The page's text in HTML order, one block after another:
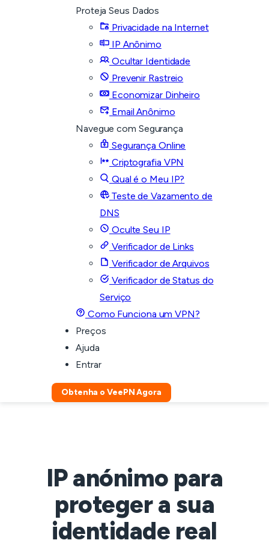
Proteja Seus Dados
Privacidade na Internet
IP Anônimo
Ocultar Identidade
Prevenir Rastreio
Economizar Dinheiro
Email Anônimo
Navegue com Segurança
Segurança Online
Criptografia VPN
Qual é o Meu IP?
Teste de Vazamento de
DNS
Oculte Seu IP
Verificador de Links
Verificador de Arquivos
Verificador de Status do
Serviço
Como Funciona um VPN?
Preços
Ajuda
Entrar
Obtenha o VeePN Agora
IP anónimo para
proteger a sua
identidade real